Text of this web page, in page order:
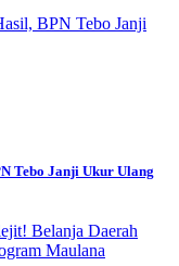
Tebo Janji Ukur Ulang